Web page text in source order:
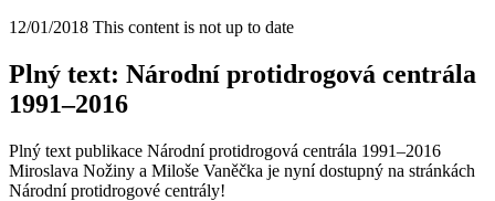
12/01/2018 This content is not up to date
Plný text: Národní protidrogová centrála
1991–2016
Plný text publikace Národní protidrogová centrála 1991–2016
Miroslava Nožiny a Miloše Vaněčka je nyní dostupný na stránkách
Národní protidrogové centrály!